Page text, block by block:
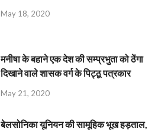
May 18, 2020
मनीषा के बहाने एक देश की सम्प्रभुता को ठेंगा
दिखाने वाले शासक वर्ग के पिट्ठू पत्रकार
May 21, 2020
बेलसोनिका यूनियन की सामूहिक भूख हड़ताल,